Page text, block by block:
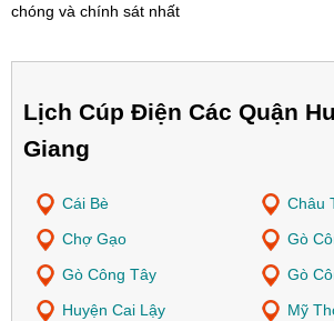
chóng và chính sát nhất
Lịch Cúp Điện Các Quận
Giang
Cái Bè
Châu
Chợ Gạo
Gò
Gò Công Tây
Gò
Huyện Cai Lậy
Mỹ